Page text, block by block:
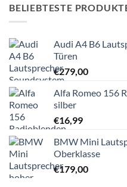
BELIEBTESTE
Audi A4 B6
Türen
€279,00
Alfa Romeo 156
silber
€16,99
BMW Mini
Oberklasse
€179,00